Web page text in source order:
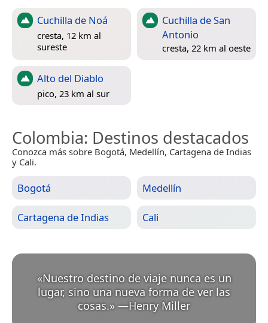
Cuchilla de Noá
cresta, 12 km al
sureste
Cuchilla de San
Antonio
cresta, 22 km al oeste
Alto del Diablo
pico, 23 km al sur
Colombia: Destinos destacados
Conozca más sobre Bogotá, Medellín, Cartagena de Indias
y Cali.
Bogotá Medellín
Cartagena de Indias Cali
«Nuestro destino de viaje nunca es un
lugar, sino una nueva forma de ver las
cosas.» —Henry Miller